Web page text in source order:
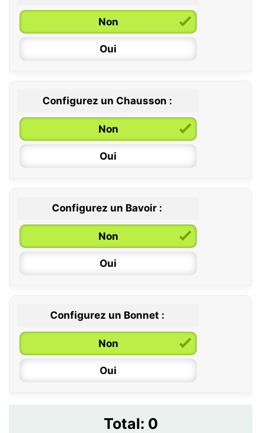
Non
Oui
0 / 6 mois
6 / 12 mois
12 / 18 mois
Configurez un Chausson :
Non
Oui
Configurez un Bavoir :
Non
Oui
Configurez un Bonnet :
Non
Oui
Total: 0